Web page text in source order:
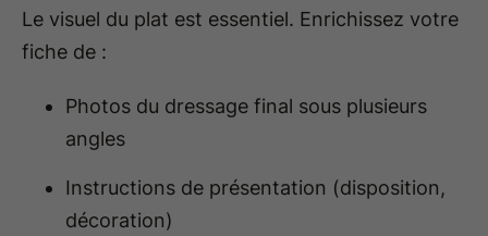
Le visuel du plat est essentiel. Enrichissez votre
fiche de :
Photos du dressage final sous plusieurs
angles
Instructions de présentation (disposition,
décoration)